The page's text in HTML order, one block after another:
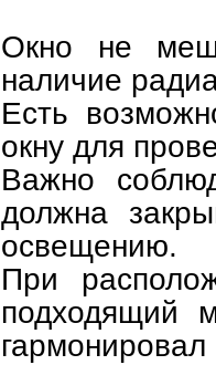
Окно не
наличие
Есть
окну для
Важно
должна
освещению.
При
подходящий